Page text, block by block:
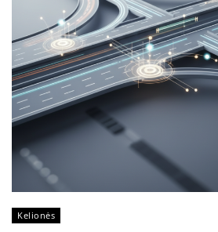
Kelionės